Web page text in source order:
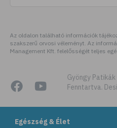
Egészség & Élet
# immunerősítés
# kézmosás
# szépségápolás
# bőrápolás
# izlandi zuzmó
Az oldalon található információk
szakszerű orvosi véleményt. Az
Management Kft. felelősségét teljes
Gyöngy
Fenntartva.